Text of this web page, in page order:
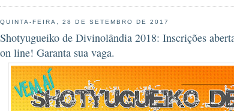
QUINTA-FEIRA, 28 DE SETEMBRO DE 2017
Shotyugueiko de Divinolândia 2018: Inscrições
on line! Garanta sua vaga.